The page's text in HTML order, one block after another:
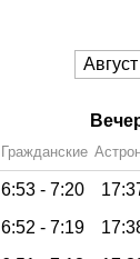
Гражданские
6:53 - 7:20
6:52 - 7:19